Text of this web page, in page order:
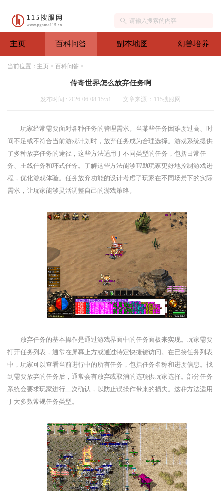
主页 百科问答 副本地图 幻兽培养
当前位置： 主页 > 百科问答 >
传奇世界怎么放弃任务啊
发布时间 : 2026-06-08 15:51 文章来源 ：115搜服网
玩家经常需要面对各种任务的管理需求。当某些任务因难度过高、时
间不足或不符合当前游戏计划时，放弃任务成为合理选择。游戏系统提供
了多种放弃任务的途径，这些方法适用于不同类型的任务，包括日常任
务、主线任务和环式任务。了解这些方法能够帮助玩家更好地控制游戏进
程，优化游戏体验。任务放弃功能的设计考虑了玩家在不同场景下的实际
需求，让玩家能够灵活调整自己的游戏策略。
放弃任务的基本操作是通过游戏界面中的任务面板来实现。玩家需要
打开任务列表，通常在屏幕上方或通过特定快捷键访问。在已接任务列表
中，玩家可以查看当前进行中的所有任务，包括任务名称和进度信息。找
到需要放弃的任务后，通常会有放弃或取消的选项供玩家选择。部分任务
系统会要求玩家进行二次确认，以防止误操作带来的损失。这种方法适用
于大多数常规任务类型。